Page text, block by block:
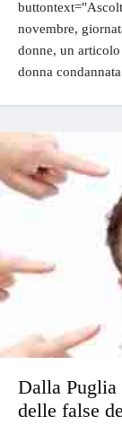
novembre,
donne, un
donna
Dalla Puglia
delle false